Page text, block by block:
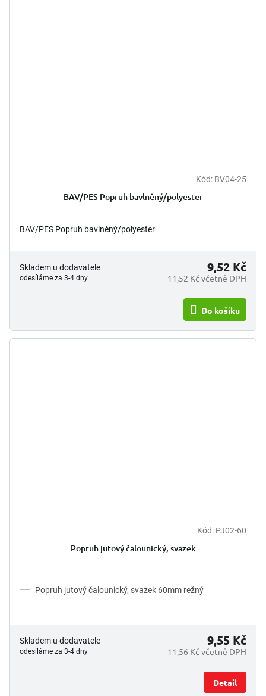
Kód: BV04-25
BAV/PES Popruh bavlněný/polyester
BAV/PES Popruh bavlněný/polyester
Skladem u dodavatele
odesíláme za 3-4 dny 11,52 Kč včetně DPH
9,52 Kč
Do košíku
z
Kód: PJ02-60
Popruh jutový čalounický, svazek
Popruh jutový čalounický, svazek 60mm režný
Skladem u dodavatele
odesíláme za 3-4 dny 11,56 Kč včetně DPH
9,55 Kč
Detail